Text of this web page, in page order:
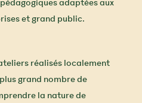
adaptées aux
et grand public.
réalisés localement
grand nombre de
la nature de